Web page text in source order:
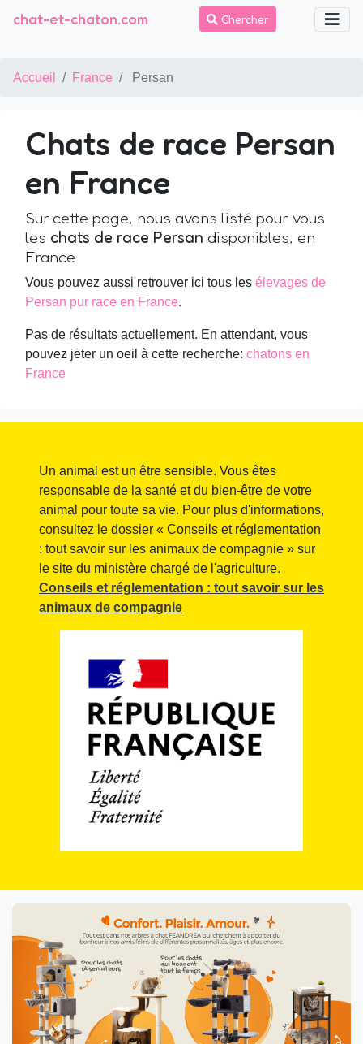
chat-et-chaton.com Chercher
Accueil France Persan
Chats de race Persan
en France
Sur cette page, nous avons listé pour vous
les chats de race Persan disponibles, en
France.
Vous pouvez aussi retrouver ici tous les élevages de
Persan pur race en France.
Pas de résultats actuellement. En attendant, vous
pouvez jeter un oeil à cette recherche: chatons en
France
Un animal est un être sensible. Vous êtes
responsable de la santé et du bien-être de votre
animal pour toute sa vie. Pour plus d'informations,
consultez le dossier « Conseils et réglementation
: tout savoir sur les animaux de compagnie » sur
le site du ministère chargé de l'agriculture.
Conseils et réglementation : tout savoir sur les
animaux de compagnie